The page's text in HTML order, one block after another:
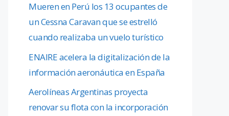
Mueren en Perú los 13 ocupantes de
un Cessna Caravan que se estrelló
cuando realizaba un vuelo turístico
ENAIRE acelera la digitalización de la
información aeronáutica en España
Aerolíneas Argentinas proyecta
renovar su flota con la incorporación